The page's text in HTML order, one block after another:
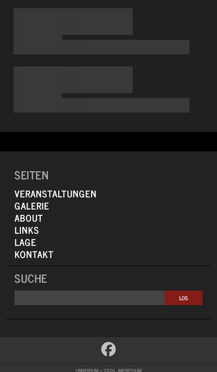
SEITEN
VERANSTALTUNGEN
GALERIE
ABOUT
LINKS
LAGE
KONTAKT
SUCHE
UNIVERSUM © 2026 IMPRESSUM